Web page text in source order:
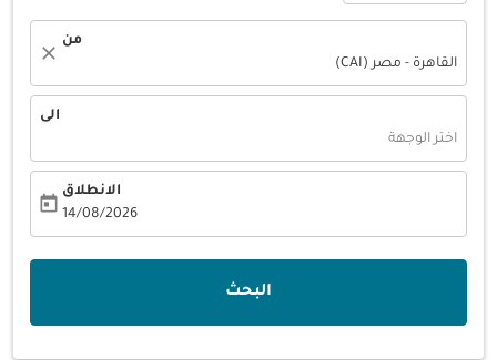
من
القاهرة - مصر (CAI)
close
الى
اختر الوجهة
الانطلاق
14/08/2026
today
البحث